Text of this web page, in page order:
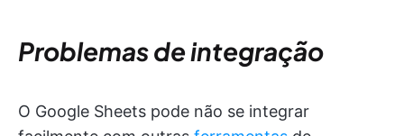
Problemas de integração
O Google Sheets pode não se integrar